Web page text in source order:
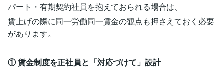
パート・有期契約社員を抱えておられる場合は、
賃上げの際に同一労働同一賃金の観点も押さえておく必要
があります。
① 賃金制度を正社員と「対応づけて」設計